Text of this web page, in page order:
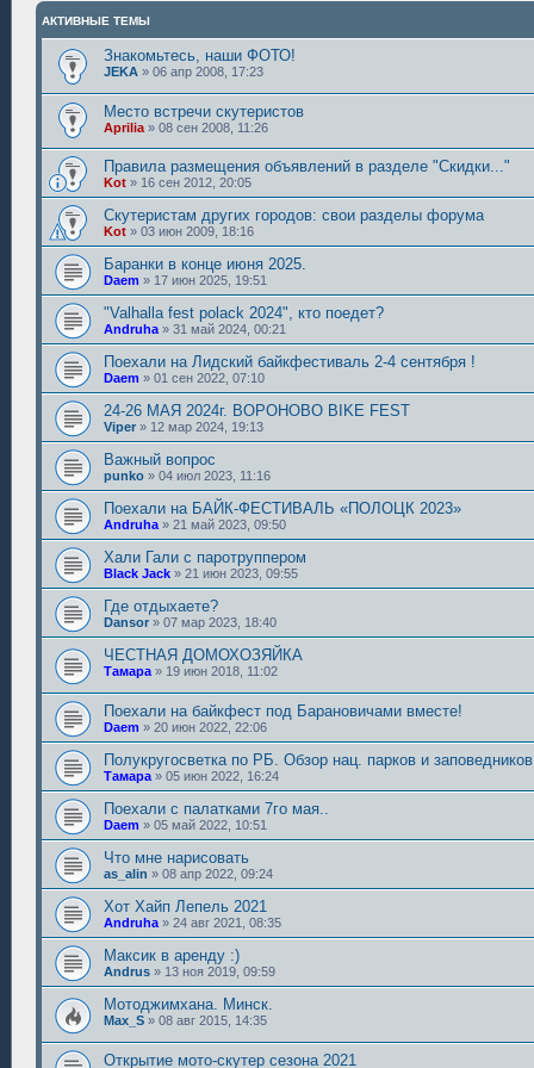
АКТИВНЫЕ ТЕМЫ
Знакомьтесь, наши ФОТО!
JEKA » 06 апр 2008, 17:23
Место встречи скутеристов
Aprilia » 08 сен 2008, 11:26
Правила размещения объявлений в разделе "Скидки..."
Kot » 16 сен 2012, 20:05
Скутеристам других городов: свои разделы форума
Kot » 03 июн 2009, 18:16
Баранки в конце июня 2025.
Daem » 17 июн 2025, 19:51
"Valhalla fest polack 2024", кто поедет?
Andruha » 31 май 2024, 00:21
Поехали на Лидский байкфестиваль 2-4 сентября !
Daem » 01 сен 2022, 07:10
24-26 МАЯ 2024г. ВОРОНОВО BIKE FEST
Viper » 12 мар 2024, 19:13
Важный вопрос
punko » 04 июл 2023, 11:16
Поехали на БАЙК-ФЕСТИВАЛЬ «ПОЛОЦК 2023»
Andruha » 21 май 2023, 09:50
Хали Гали с паротруппером
Black Jack » 21 июн 2023, 09:55
Где отдыхаете?
Dansor » 07 мар 2023, 18:40
ЧЕСТНАЯ ДОМОХОЗЯЙКА
Тамара » 19 июн 2018, 11:02
Поехали на байкфест под Барановичами вместе!
Daem » 20 июн 2022, 22:06
Полукругосветка по РБ. Обзор нац. парков и заповедников.
Тамара » 05 июн 2022, 16:24
Поехали с палатками 7го мая..
Daem » 05 май 2022, 10:51
Что мне нарисовать
as_alin » 08 апр 2022, 09:24
Хот Хайп Лепель 2021
Andruha » 24 авг 2021, 08:35
Максик в аренду :)
Andrus » 13 ноя 2019, 09:59
Мотоджимхана. Минск.
Max_S » 08 авг 2015, 14:35
Открытие мото-скутер сезона 2021